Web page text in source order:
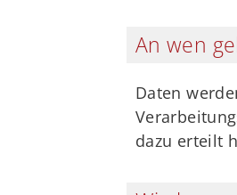
An wen
Daten
dazu erteilt